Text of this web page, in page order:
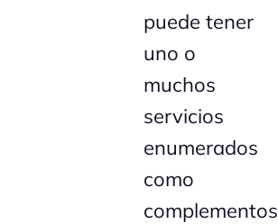
puede tener
uno o
muchos
servicios
enumerados
como
complementos